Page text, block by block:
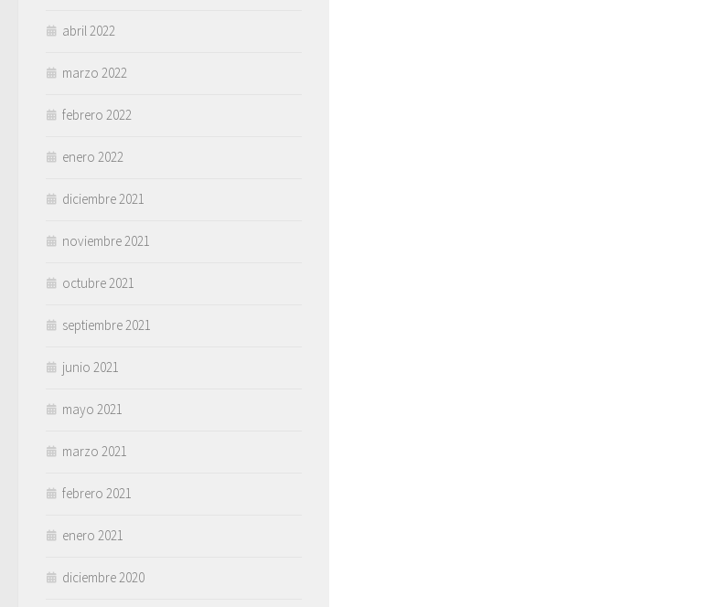
abril 2022
marzo 2022
febrero 2022
enero 2022
diciembre 2021
noviembre 2021
octubre 2021
septiembre 2021
junio 2021
mayo 2021
marzo 2021
febrero 2021
enero 2021
diciembre 2020